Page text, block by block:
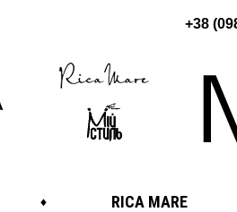
+38
RICA MARE